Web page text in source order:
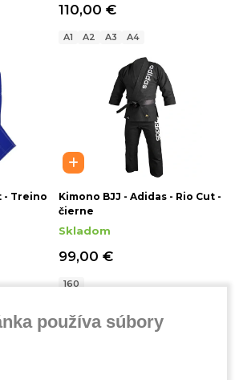
110,00 €
A1 A2 A3 A4
- Treino
Kimono BJJ - Adidas - Rio Cut -
čierne
Skladom
99,00 €
160
používa súbory